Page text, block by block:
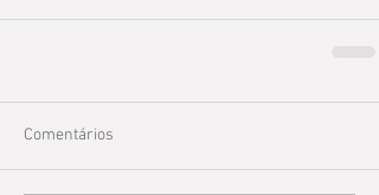
Comentários